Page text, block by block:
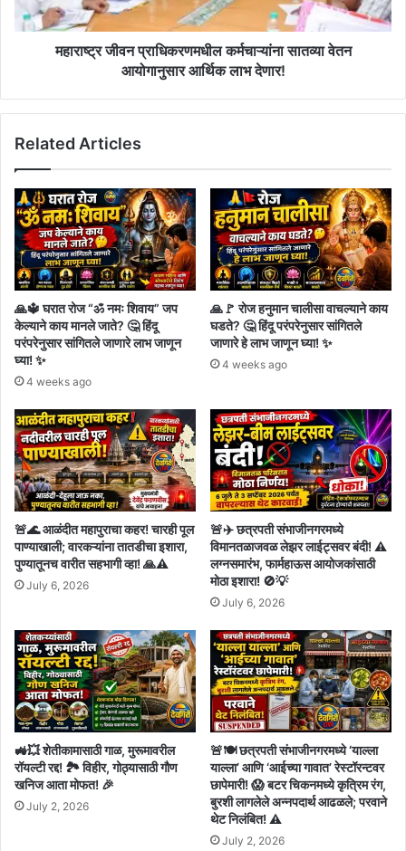
आर्थिक
लाभ
महाराष्ट्र जीवन प्राधिकरणमधील कर्मचाऱ्यांना सातव्या वेतन
आयोगानुसार आर्थिक लाभ देणार!
Related Articles
🙏🔱 घरात रोज “ॐ नमः शिवाय” जप
केल्याने काय मानले जाते? 🤔 हिंदू
परंपरेनुसार सांगितले जाणारे लाभ जाणून
घ्या! ✨
4 weeks ago
🙏🚩 रोज हनुमान चालीसा वाचल्याने काय
घडते? 🤔 हिंदू परंपरेनुसार सांगितले
जाणारे हे लाभ जाणून घ्या! ✨
4 weeks ago
🚨🌊 आळंदीत महापुराचा कहर! चारही पूल
पाण्याखाली; वारकऱ्यांना तातडीचा इशारा,
पुण्यातूनच वारीत सहभागी व्हा! 🙏⚠️
July 6, 2026
🚨✈️ छत्रपती संभाजीनगरमध्ये
विमानतळाजवळ लेझर लाईट्सवर बंदी! ⚠️
लग्नसमारंभ, फार्महाऊस आयोजकांसाठी
मोठा इशारा! 🚫💡
July 6, 2026
🚜💥 शेतीकामासाठी गाळ, मुरूमावरील
रॉयल्टी रद्द! 🏞️ विहीर, गोठ्यासाठी गौण
खनिज आता मोफत! 🎉
July 2, 2026
🚨🍽️ छत्रपती संभाजीनगरमध्ये ‘याल्ला
याल्ला’ आणि ‘आईच्या गावात’ रेस्टॉरन्टवर
छापेमारी! 😱 बटर चिकनमध्ये कृत्रिम रंग,
बुरशी लागलेले अन्नपदार्थ आढळले; परवाने
थेट निलंबित! ⚠️
July 2, 2026